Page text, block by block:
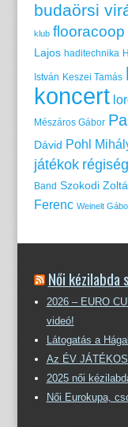
budaörsi
klub flooracoop
Lajos haditechnika
István Keszei Tamás
koncert
Mészáros Gábor
Dávid Pohl
játékok
Band Szokodi
Ferenc Weinelt
Női kézilabda
2026 – EURO
videó!
Látogatás a
Az ÉV
2025 női
Női Eurokupa,